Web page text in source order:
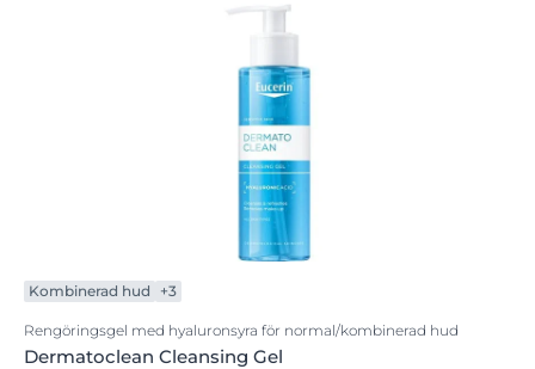
Kombinerad hud +3
Rengöringsgel med hyaluronsyra för normal/kombinerad hud
Dermatoclean Cleansing Gel